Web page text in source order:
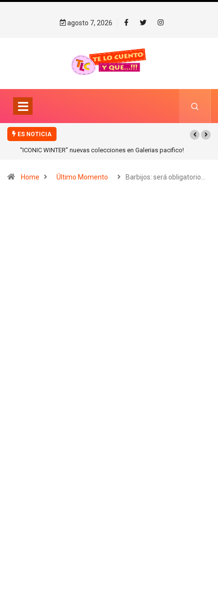
agosto 7, 2026
ES NOTICIA
“ICONIC WINTER” nuevas colecciones en Galerias pacifico!
Home Último Momento Barbijos: será obligatorio…